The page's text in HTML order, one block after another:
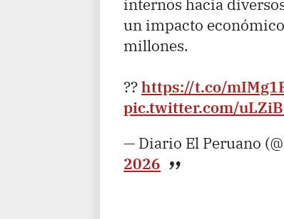
internos hacia
un impacto
millones.
??https://t.co/
pic.twitter.com/
— Diario El Peruano
2026